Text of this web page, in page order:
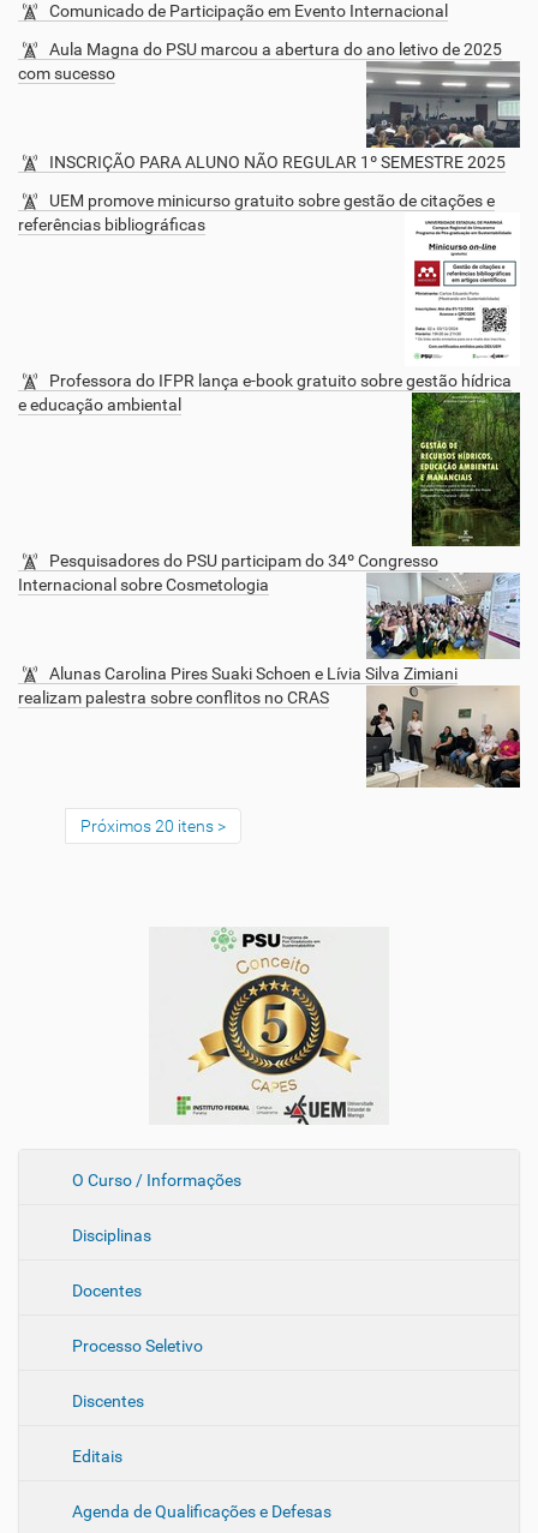
O Curso / Informações
Disciplinas
Docentes
Processo Seletivo
Discentes
Editais
Agenda de Qualificações e Defesas
Comunicado de Participação em Evento Internacional
Aula Magna do PSU marcou a abertura do ano letivo de 2025
com sucesso
INSCRIÇÃO PARA ALUNO NÃO REGULAR 1º SEMESTRE 2025
UEM promove minicurso gratuito sobre gestão de citações e
referências bibliográficas
Professora do IFPR lança e-book gratuito sobre gestão hídrica
e educação ambiental
Pesquisadores do PSU participam do 34º Congresso
Internacional sobre Cosmetologia
Alunas Carolina Pires Suaki Schoen e Lívia Silva Zimiani
realizam palestra sobre conflitos no CRAS
Próximos 20 itens